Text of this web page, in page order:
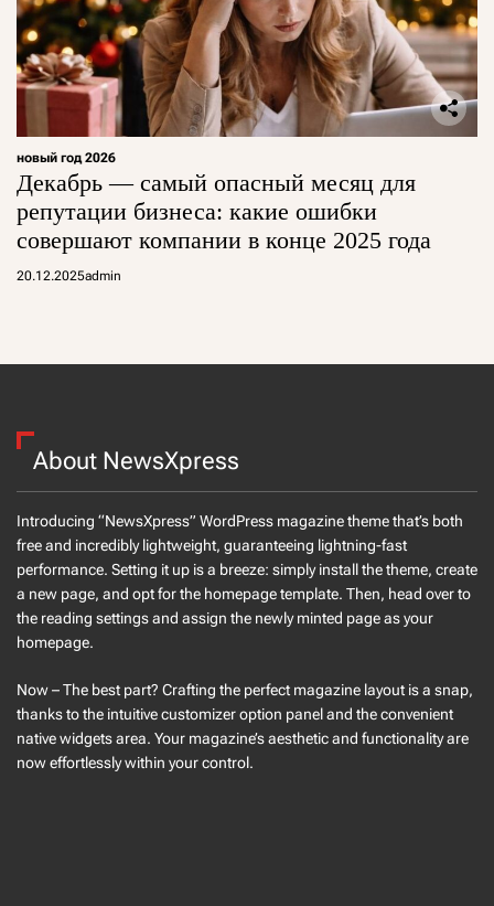
новый год 2026
Декабрь — самый опасный месяц для
репутации бизнеса: какие ошибки
совершают компании в конце 2025 года
20.12.2025admin
About NewsXpress
Introducing “NewsXpress” WordPress magazine theme that’s both
free and incredibly lightweight, guaranteeing lightning-fast
performance. Setting it up is a breeze: simply install the theme, create
a new page, and opt for the homepage template. Then, head over to
the reading settings and assign the newly minted page as your
homepage.
Now – The best part? Crafting the perfect magazine layout is a snap,
thanks to the intuitive customizer option panel and the convenient
native widgets area. Your magazine’s aesthetic and functionality are
now effortlessly within your control.